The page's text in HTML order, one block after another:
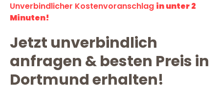
Unverbindlicher Kostenvoranschlag in unter 2
Minuten!
Jetzt unverbindlich
anfragen & besten Preis in
Dortmund erhalten!